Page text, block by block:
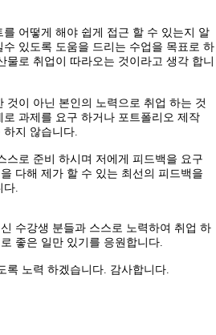
어떻게 해야 쉽게 접근 할 수 있는지 알
있도록 도움을 드리는 수업을 목표로 하
물로 취업이 따라오는 것이라고 생각 합니
것이 아닌 본인의 노력으로 취업 하는 것
과제를 요구 하거나 포트폴리오 제작
하지 않습니다.
스로 준비 하시며 저에게 피드백을 요구
다해 제가 할 수 있는 최선의 피드백을
다.
수강생 분들과 스스로 노력하여 취업 하
좋은 일만 있기를 응원합니다.
록 노력 하겠습니다. 감사합니다.